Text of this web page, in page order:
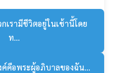
รามีชีวิตอยู่ในเช้านี้โดย
ท...
คือพระผู้อภิบาลของฉัน...